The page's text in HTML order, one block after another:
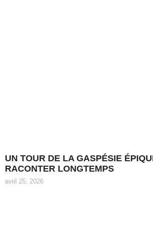
UN TOUR DE LA GASPÉSIE
RACONTER LONGTEMPS
avril 25, 2026